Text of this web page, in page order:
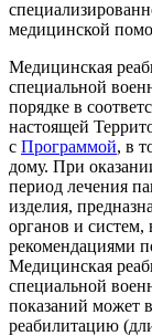
медицинской
Медицинская
специальной
порядке в
настоящей
с Программой, в
дому. При
период лечения
изделия,
органов и систем,
рекомендациями
Медицинская
специальной
показаний может
реабилитацию